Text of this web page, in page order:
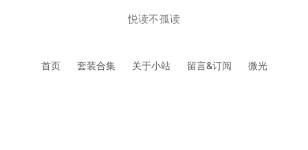
悦读不孤读
首页 套装合集 关于小站 留言&订阅 微光